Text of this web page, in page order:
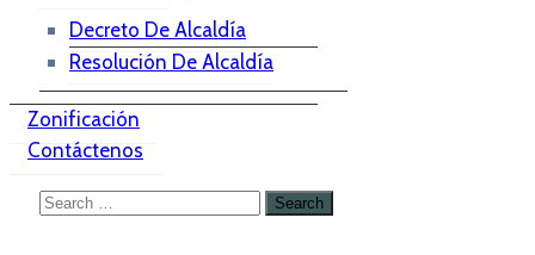
Decreto De Alcaldía
Resolución De Alcaldía
Zonificación
Contáctenos